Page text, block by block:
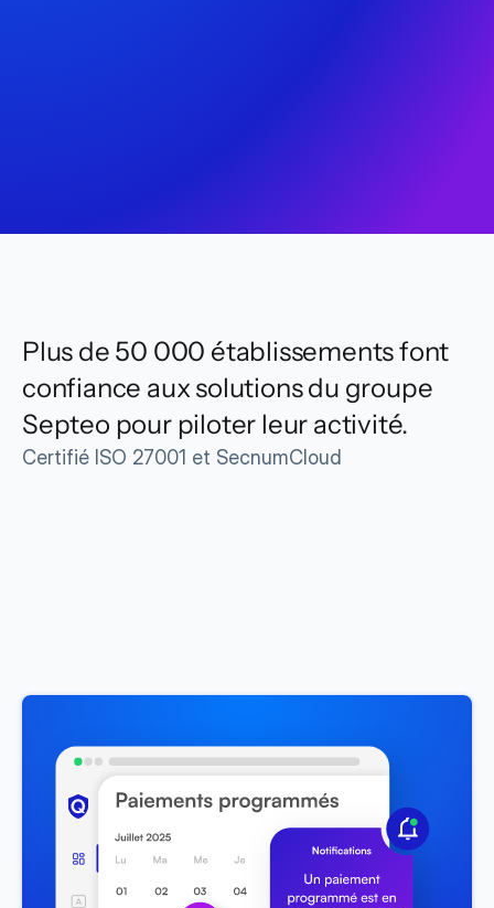
Plus de 50 000 établissements font
confiance aux solutions du groupe
Septeo pour piloter leur activité.
Certifié ISO 27001 et SecnumCloud